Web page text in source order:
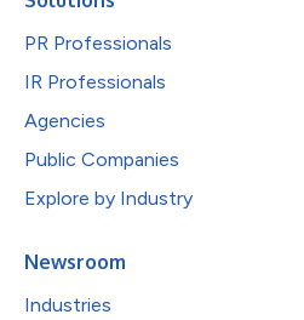
PR Professionals
IR Professionals
Agencies
Public Companies
Explore by Industry
Newsroom
Industries